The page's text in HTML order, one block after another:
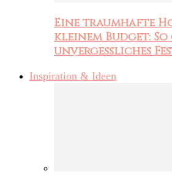
Eine traumhafte
kleinem Budget:
unvergessliches
Inspiration & Ideen